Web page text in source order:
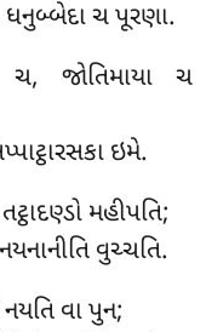
ચ પૂરણા.
ચ, જોતિમાયા ચ
ઇમે.
મહીપતિ;
વુચ્ચતિ.
વા પુન;